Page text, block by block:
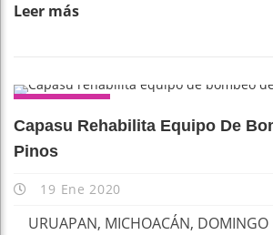
Leer más
Capasu Rehabilita Equipo De
Pinos
19 Ene 2020
URUAPAN, MICHOACÁN, DOMINGO